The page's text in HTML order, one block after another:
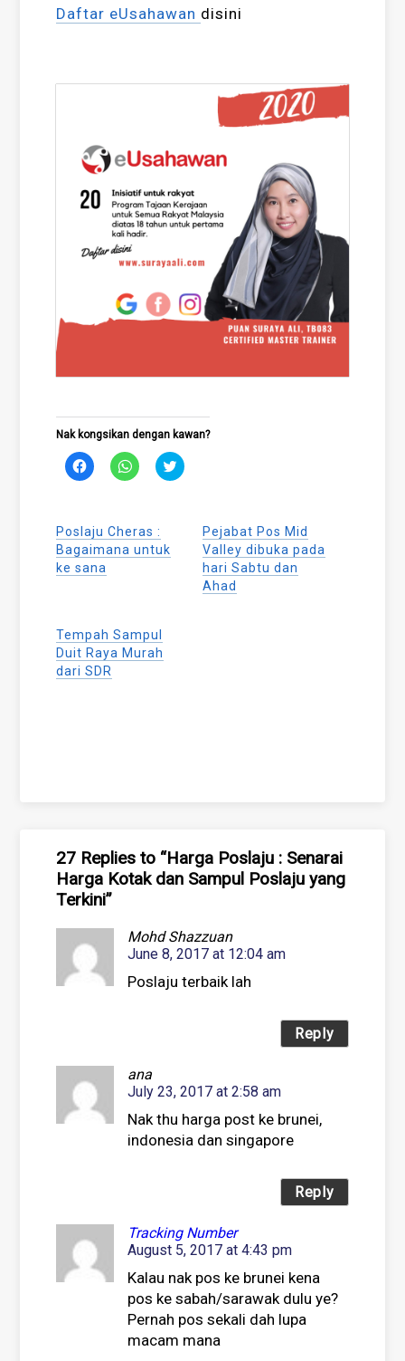
Daftar eUsahawan disini
Nak kongsikan dengan kawan?
Click
to
(Opens
in
new
window)
Click
to
in
new
window)
Click
to
(Opens
window)
Poslaju Cheras :
Bagaimana untuk
ke sana
Pejabat Pos Mid
Valley dibuka pada
hari Sabtu dan
Ahad
Tempah Sampul
Duit Raya Murah
dari SDR
27 Replies to “Harga Poslaju : Senarai
Harga Kotak dan Sampul Poslaju yang
Terkini”
Mohd Shazzuan
June 8, 2017 at 12:04 am
Poslaju terbaik lah
Reply
ana
July 23, 2017 at 2:58 am
Nak thu harga post ke brunei,
indonesia dan singapore
Reply
Tracking Number
August 5, 2017 at 4:43 pm
Kalau nak pos ke brunei kena
pos ke sabah/sarawak dulu ye?
Pernah pos sekali dah lupa
macam mana